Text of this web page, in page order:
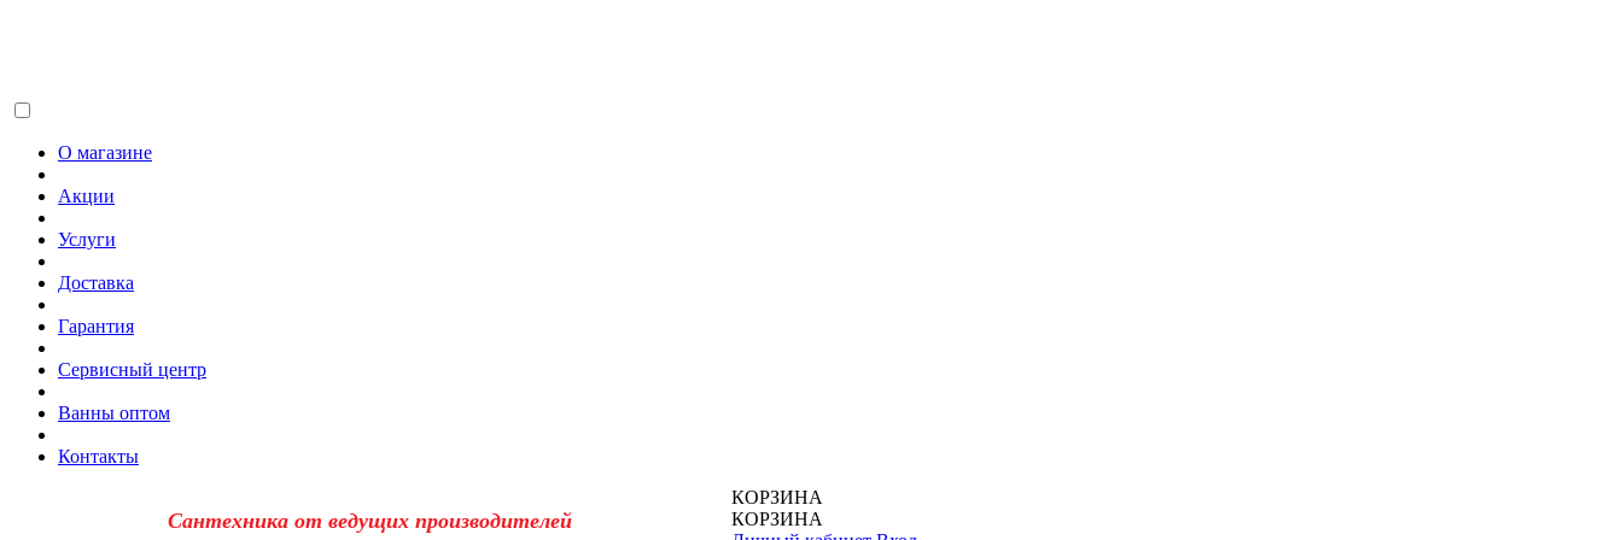
О магазине
Акции
Услуги
Доставка
Гарантия
Сервисный центр
Ванны оптом
Контакты
Сантехника от ведущих производителей
КОРЗИНА
КОРЗИНА